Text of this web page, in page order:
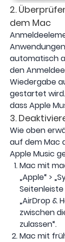
2.
dem Mac
automatisch
den
Wiedergabe
gestartet
dass Apple
3.
Wie oben
auf dem Mac
Apple Music
Mac mit
„Apple“ >
„AirDrop &
zwischen
zulassen“.
Mac mit